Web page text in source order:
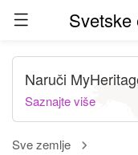
Svetske
Sve zemlje
Naruči
Saznajte više